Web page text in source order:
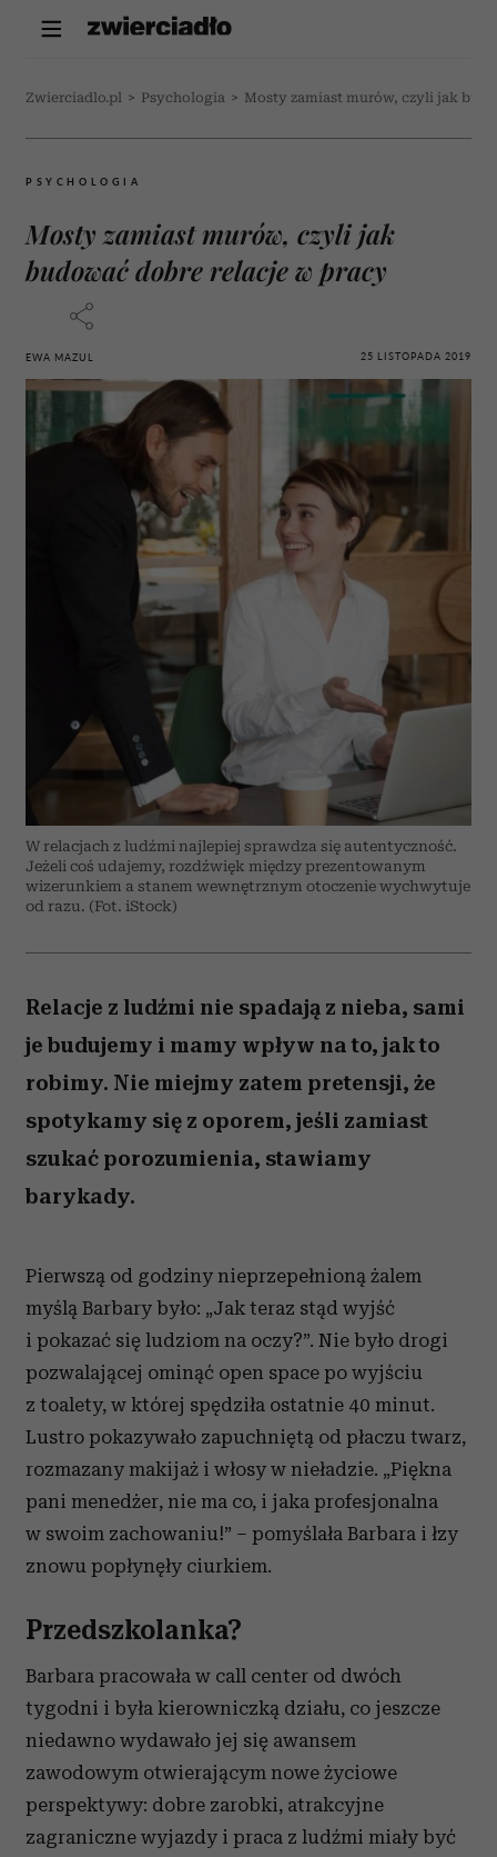
Zwierciadlo.pl > Psychologia > Mosty zamiast murów, czyli jak
PSYCHOLOGIA
Mosty zamiast murów, czyli jak
budować dobre relacje w pracy
EWA MAZUL 25 LISTOPADA 2019
W relacjach z ludźmi najlepiej sprawdza się autentyczność.
Jeżeli coś udajemy, rozdźwięk między prezentowanym
wizerunkiem a stanem wewnętrznym otoczenie wychwytuje
od razu. (Fot. iStock)
Relacje z ludźmi nie spadają z nieba, sami
je budujemy i mamy wpływ na to, jak to
robimy. Nie miejmy zatem pretensji, że
spotykamy się z oporem, jeśli zamiast
szukać porozumienia, stawiamy
barykady.
Pierwszą od godziny nieprzepełnioną żalem
myślą Barbary było: „Jak teraz stąd wyjść
i pokazać się ludziom na oczy?”. Nie było drogi
pozwalającej ominąć open space po wyjściu
z toalety, w której spędziła ostatnie 40 minut.
Lustro pokazywało zapuchniętą od płaczu twarz,
rozmazany makijaż i włosy w nieładzie. „Piękna
pani menedżer, nie ma co, i jaka profesjonalna
w swoim zachowaniu!” – pomyślała Barbara i łzy
znowu popłynęły ciurkiem.
Przedszkolanka?
Barbara pracowała w call center od dwóch
tygodni i była kierowniczką działu, co jeszcze
niedawno wydawało jej się awansem
zawodowym otwierającym nowe życiowe
perspektywy: dobre zarobki, atrakcyjne
zagraniczne wyjazdy i praca z ludźmi miały być